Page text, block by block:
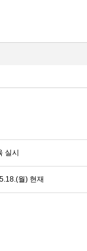
실시
월) 현재